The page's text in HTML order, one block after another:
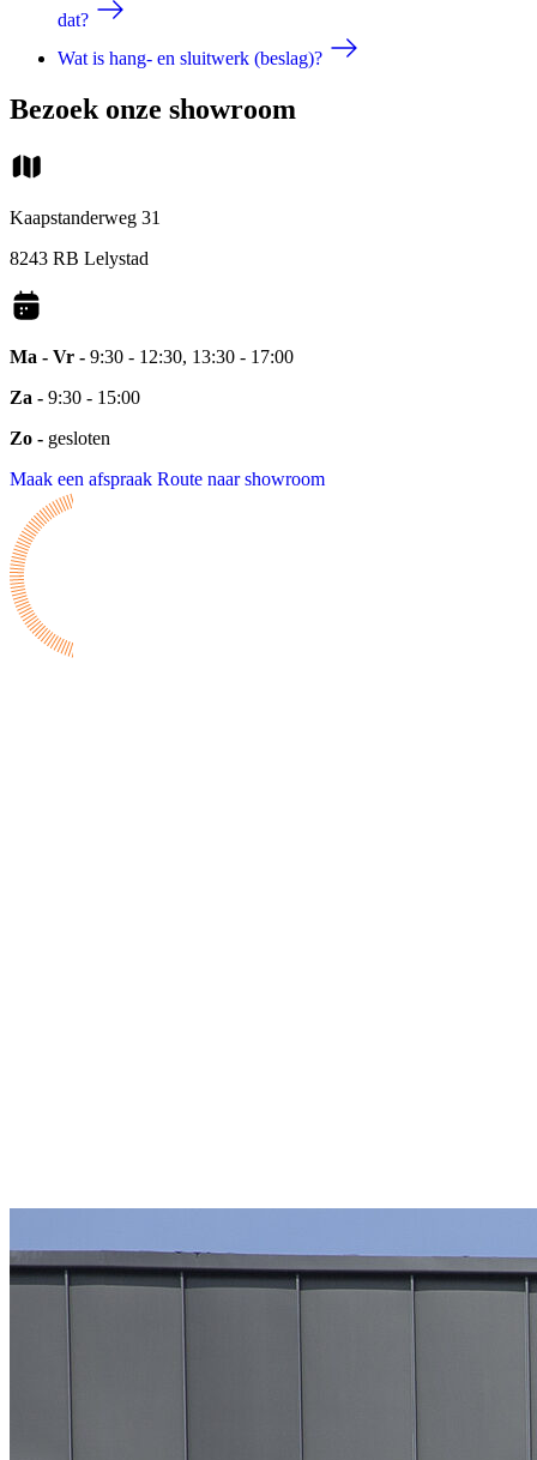
dat?
Wat is hang- en sluitwerk (beslag)?
Bezoek onze showroom
Kaapstanderweg 31
8243 RB Lelystad
Ma - Vr - 9:30 - 12:30, 13:30 - 17:00
Za - 9:30 - 15:00
Zo - gesloten
Maak een afspraak Route naar showroom